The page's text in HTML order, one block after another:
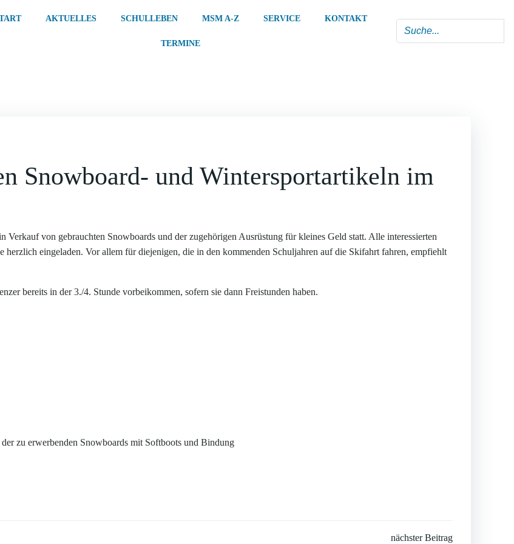
AKTUELLES SCHULLEBEN MSM A-Z SERVICE KONTAKT
TERMINE
Snowboard- und Wintersportartikeln im
von gebrauchten Snowboards und der zugehörigen Ausrüstung für kleines Geld statt. Alle interessierten
herzlich eingeladen. Vor allem für diejenigen, die in den kommenden Schuljahren auf die Skifahrt fahren, empfiehlt
bereits in der 3./4. Stunde vorbeikommen, sofern sie dann Freistunden haben.
der zu erwerbenden Snowboards mit Softboots und Bindung
nächster Beitrag